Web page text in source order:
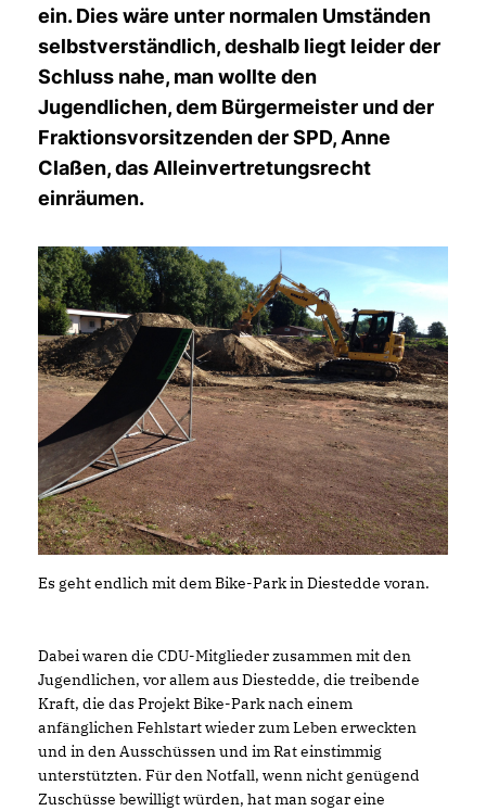
ein. Dies wäre unter normalen Umständen
selbstverständlich, deshalb liegt leider der
Schluss nahe, man wollte den
Jugendlichen, dem Bürgermeister und der
Fraktionsvorsitzenden der SPD, Anne
Claßen, das Alleinvertretungsrecht
einräumen.
Es geht endlich mit dem Bike-Park in Diestedde voran.
Dabei waren die CDU-Mitglieder zusammen mit den
Jugendlichen, vor allem aus Diestedde, die treibende
Kraft, die das Projekt Bike-Park nach einem
anfänglichen Fehlstart wieder zum Leben erweckten
und in den Ausschüssen und im Rat einstimmig
unterstützten. Für den Notfall, wenn nicht genügend
Zuschüsse bewilligt würden, hat man sogar eine